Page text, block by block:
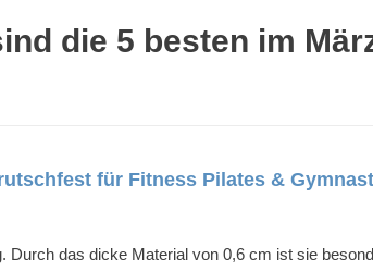
die 5 besten im
für Fitness Pilates &
das dicke Material von 0,6 cm ist sie